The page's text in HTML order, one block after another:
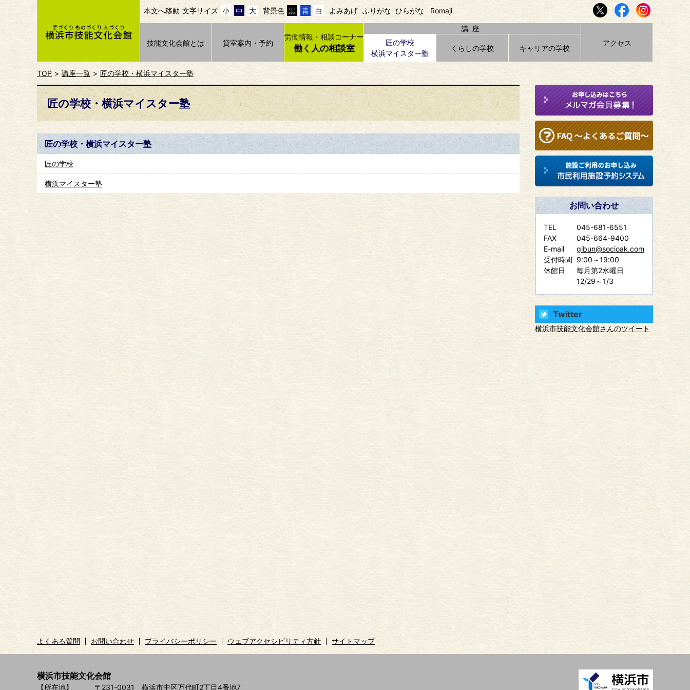
本文へ移動 文字サイズ 小 中 大 背景色 黒 青 白 よみあげ ふりがな ひらがな Romaji
技能文化会館とは 貸室案内・予約
労働情報・相談コーナー
働く人の相談室
講座
匠の学校
横浜マイスター塾
くらしの学校 キャリアの学校
アクセス
TOP 講座一覧 匠の学校・横浜マイスター塾
匠の学校・横浜マイスター塾
匠の学校・横浜マイスター塾
匠の学校
横浜マイスター塾
お問い合わせ
TEL
045-681-6551
FAX
045-664-9400
E-mail
gibun@socioak.com
受付時間 9:00～19:00
休館日
毎月第2水曜日
12/29～1/3
Twitter
横浜市技能文化会館さんのツイート
よくある質問 お問い合わせ プライバシーポリシー ウェブアクセシビリティ方針 サイトマップ
横浜市技能文化会館
【所在地】 〒231-0031 横浜市中区万代町2丁目4番地7